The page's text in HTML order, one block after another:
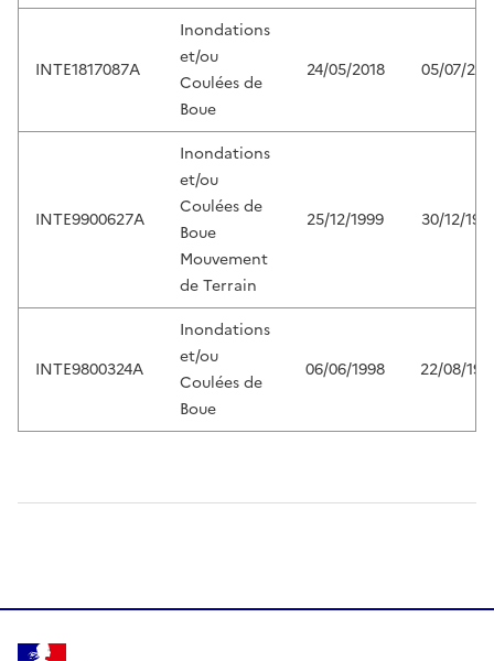
INTE1817087A
Inondations
et/ou
Coulées de
Boue
24/05/2018 05/07/
INTE9900627A
Inondations
et/ou
Coulées de
Boue
Mouvement
de Terrain
25/12/1999 30/12/
INTE9800324A
Inondations
et/ou
Coulées de
Boue
06/06/1998 22/08/